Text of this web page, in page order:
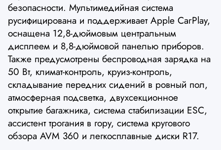
безопасности. Мультимедийная система
русифицирована и поддерживает Apple CarPlay,
оснащена 12,8-дюймовым центральным
дисплеем и 8,8-дюймовой панелью приборов.
Также предусмотрены беспроводная зарядка на
50 Вт, климат-контроль, круиз-контроль,
складывание передних сидений в ровный пол,
атмосферная подсветка, двухсекционное
открытие багажника, система стабилизации ESC,
ассистент трогания в гору, система кругового
обзора AVM 360 и легкосплавные диски R17.